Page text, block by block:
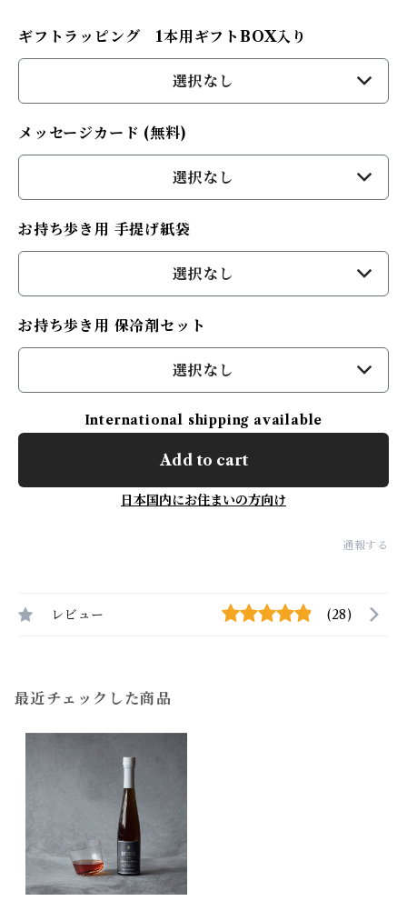
ギフトラッピング 1本用ギフトBOX入り
選択なし
メッセージカード (無料)
選択なし
お持ち歩き用 手提げ紙袋
選択なし
お持ち歩き用 保冷剤セット
選択なし
International shipping available
Add to cart
日本国内にお住まいの方向け
通報する
レビュー (28)
最近チェックした商品